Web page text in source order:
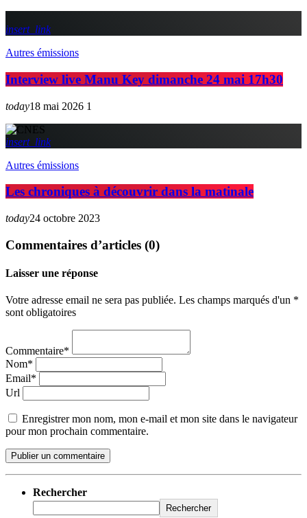
insert_link
Autres émissions
Interview live Manu Key dimanche 24 mai 17h30
today18 mai 2026 1
insert_link
Autres émissions
Les chroniques à découvrir dans la matinale
today24 octobre 2023
Commentaires d’articles (0)
Laisser une réponse
Votre adresse email ne sera pas publiée. Les champs marqués d'un *
sont obligatoires
Commentaire*
Nom*
Email*
Url
Enregistrer mon nom, mon e-mail et mon site dans le navigateur
pour mon prochain commentaire.
Rechercher
Rechercher